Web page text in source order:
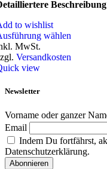
to wishlist
wählen
MwSt.
Versandkosten
view
Newsletter
Vorname oder ganzer
Email
Indem Du fortfährst,
Datenschutzerklärung.